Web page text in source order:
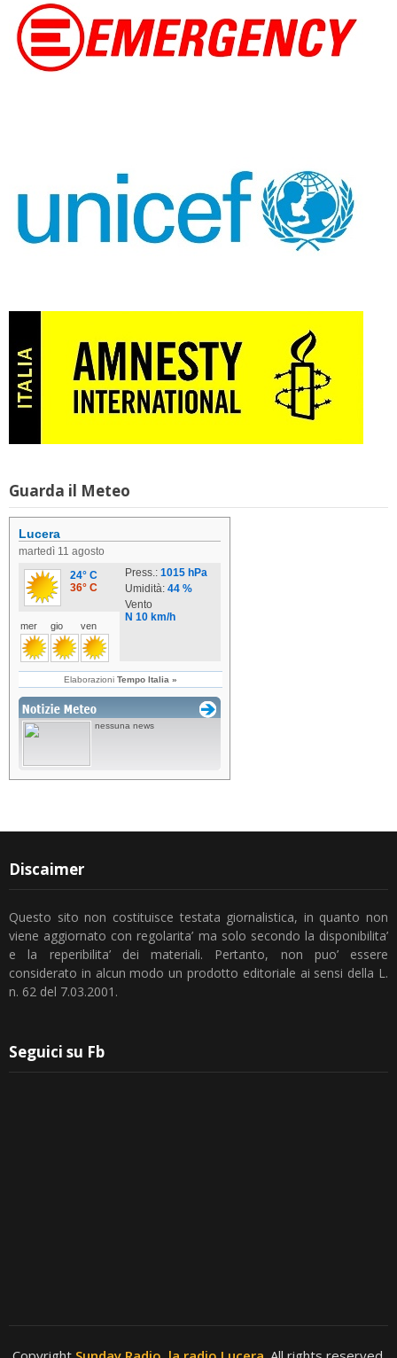
Guarda il Meteo
Discaimer
Questo sito non costituisce testata giornalistica, in quanto non
viene aggiornato con regolarita’ ma solo secondo la disponibilita’
e la reperibilita’ dei materiali. Pertanto, non puo’ essere
considerato in alcun modo un prodotto editoriale ai sensi della L.
n. 62 del 7.03.2001.
Seguici su Fb